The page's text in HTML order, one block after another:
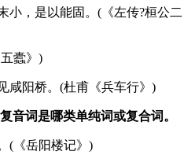
小，是以能固。(《左传?桓公二
蠹》)
咸阳桥。(杜甫《兵车行》)
音词是哪类单纯词或复合词。
(《岳阳楼记》)